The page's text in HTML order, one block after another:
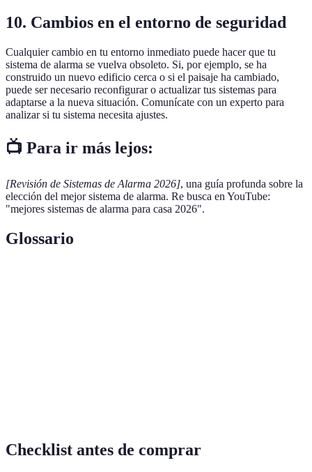
10. Cambios en el entorno de seguridad
Cualquier cambio en tu entorno inmediato puede hacer que tu
sistema de alarma se vuelva obsoleto. Si, por ejemplo, se ha
construido un nuevo edificio cerca o si el paisaje ha cambiado,
puede ser necesario reconfigurar o actualizar tus sistemas para
adaptarse a la nueva situación. Comunícate con un experto para
analizar si tu sistema necesita ajustes.
📺 Para ir más lejos:
[Revisión de Sistemas de Alarma 2026], una guía profunda sobre la
elección del mejor sistema de alarma. Re busca en YouTube:
"mejores sistemas de alarma para casa 2026".
Glossario
Checklist antes de comprar